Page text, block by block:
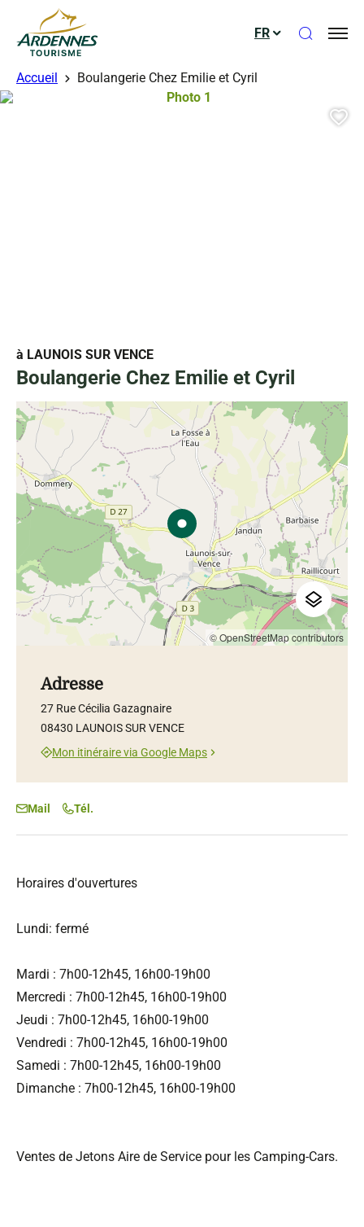
ADT des Ardennes
FR Ouvrir
Accueil Boulangerie Chez Emilie et Cyril
à LAUNOIS SUR VENCE
Boulangerie Chez Emilie et Cyril
Photo 1, © Droits gérés –
Horaires d'ouvertures
Lundi: fermé
Mardi : 7h00-12h45, 16h00-19h00
Mercredi : 7h00-12h45, 16h00-19h00
Jeudi : 7h00-12h45, 16h00-19h00
Vendredi : 7h00-12h45, 16h00-19h00
Samedi : 7h00-12h45, 16h00-19h00
Dimanche : 7h00-12h45, 16h00-19h00
Ventes de Jetons Aire de Service pour les Camping-Cars.
© OpenStreetMap contributors
Adresse
27 Rue Cécilia Gazagnaire
08430 LAUNOIS SUR VENCE
Mon itinéraire via Google Maps
Mail Tél.